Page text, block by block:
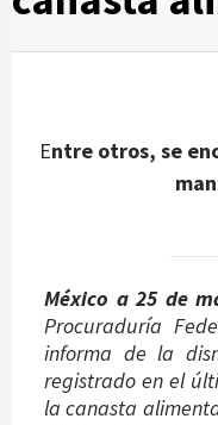
Entre otros, se
México a 25 de
Procuraduría
informa de la
registrado en el
la canasta